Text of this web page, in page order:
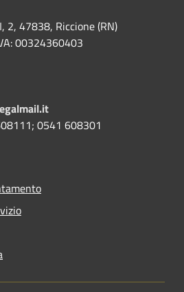
2, 47838, Riccione (RN)
00324360403
0541 608301